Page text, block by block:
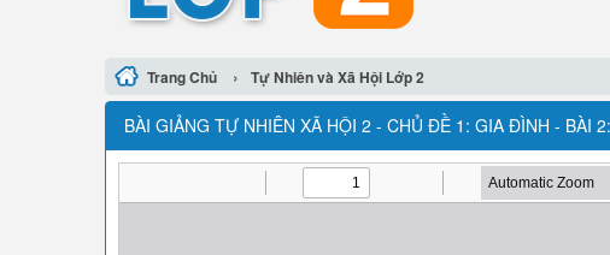
Trang Chủ › Tự Nhiên và Xã Hội Lớp 2
BÀI GIẢNG TỰ NHIÊN XÃ HỘI 2 - CHỦ ĐỀ 1: GIA ĐÌNH - BÀI